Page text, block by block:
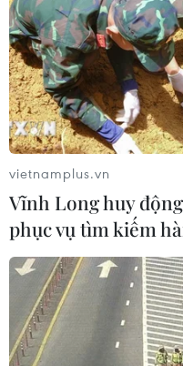
TIN CÙNG
Chủ sân Azteca lỗ
World Cup 2026
08/08/2026 06:43
vietnamplus.vn
Vĩnh Long huy
phục vụ tìm kiếm